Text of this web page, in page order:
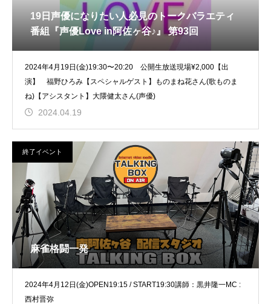
19日声優になりたい人必見のトークバラエティ
番組『声優Love in阿佐ヶ谷♪』 第93回
2024年4月19日(金)19:30〜20:20 公開生放送現場¥2,000【出
演】 福野ひろみ【スペシャルゲスト】ものまね花さん(歌ものま
ね)【アシスタント】大隈健太さん(声優)
2024.04.19
終了イベント
麻雀格闘一発
2024年4月12日(金)OPEN19:15 / START19:30講師：黒井隆一MC :
西村晋弥